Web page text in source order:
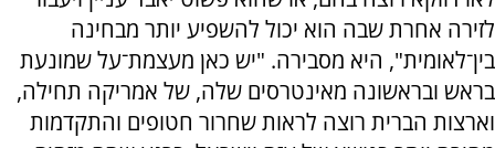
לזירה אחרת שבה הוא יכול להשפיע יותר מבחינה
בין־לאומית", היא מסבירה. "יש כאן מעצמת־על שמונעת
בראש ובראשונה מאינטרסים שלה, של אמריקה תחילה,
וארצות הברית רוצה לראות שחרור חטופים והתקדמות